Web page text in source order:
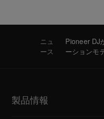
ニュ
ース
Pioneer DJ
ーションモ
製品情報